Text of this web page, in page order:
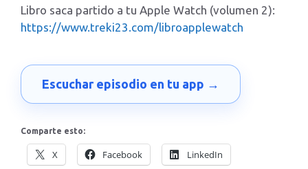
Libro saca partido a tu Apple Watch (volumen 2):
https://www.treki23.com/libroapplewatch
Escuchar episodio en tu app →
Comparte esto:
X Facebook LinkedIn